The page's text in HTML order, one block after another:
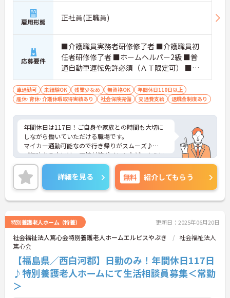
雇用形態 正社員(正職員)
応募要件
■介護職員実務者研修修了者 ■介護職員初
任者研修修了者 ■ホームヘルパー2級 ■普
通自動車運転免許必須（ＡＴ限定可） ■介
護施設での経験あれば尚可
車通勤可 未経験OK 残業少なめ 無資格OK
年間休日110日以上
産休･育休･介護休暇取得実績あり
社会保険完備 交通費支給 退職金制度あり
年間休日は117日！ご自身や家族との時間も大切に
しながら働いていただける職場です。
マイカー通勤可能なので行き帰りがスムーズ♪
ご興味ある方には、面接対策ポイントなど、さらに
詳細をお話しいたしますのでお気軽にご相談くださ
い。
詳細を見る 無料 紹介してもらう
特別養護老人ホーム（特養） 更新日：2025年06月20日
社会福祉法人篤心会特別養護老人ホームエルピスやぶき
社会福祉法人
篤心会
【福島県／西白河郡】日勤のみ！年間休日117日
♪特別養護老人ホームにて生活相談員募集＜常勤
＞